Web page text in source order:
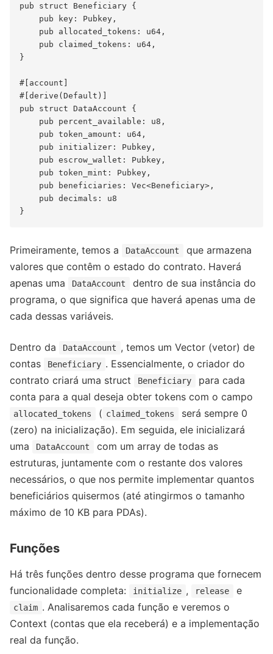
pub struct Beneficiary {
    pub key: Pubkey,
    pub allocated_tokens: u64,
    pub claimed_tokens: u64,
}
#[account]
#[derive(Default)]
pub struct DataAccount {
    pub percent_available: u8,
    pub token_amount: u64,
    pub initializer: Pubkey,
    pub escrow_wallet: Pubkey,
    pub token_mint: Pubkey,
    pub beneficiaries: Vec<Beneficiary>,
    pub decimals: u8
Primeiramente, temos a DataAccount
que armazena
valores que contêm o estado do contrato. Haverá
apenas uma
DataAccount
dentro de sua instância do
programa, o que significa que haverá apenas uma de
cada dessas variáveis.
Dentro da DataAccount , temos um Vector (vetor) de
contas
Beneficiary . Essencialmente, o criador do
contrato criará uma struct
Beneficiary
para cada
conta para a qual deseja obter tokens com o campo
allocated_tokens ( claimed_tokens
será sempre 0
(zero) na inicialização). Em seguida, ele inicializará
uma
DataAccount
com um array de todas as
estruturas, juntamente com o restante dos valores
necessários, o que nos permite implementar quantos
beneficiários quisermos (até atingirmos o tamanho
máximo de 10 KB para PDAs).
Funções
Há três funções dentro desse programa que fornecem
funcionalidade completa:
initialize , release e
claim . Analisaremos cada função e veremos o
Context (contas que ela receberá) e a implementação
real da função.